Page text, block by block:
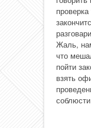
Жаль,
что
пойти
взять